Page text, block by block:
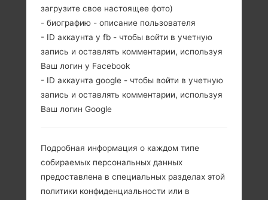
240 x 320
пикселей (~174
плотность
пикселей на
дюйм)
99 грамм (3.49
унции)
Съемный Li-Ion
950 mAh
загрузите свое настоящее фото)
- биографию - описание пользователя
- ID аккаунта у fb - чтобы войти в учетную
запись и оставлять комментарии, используя
Ваш логин у Facebook
- ID аккаунта google - чтобы войти в учетную
запись и оставлять комментарии, используя
Ваш логин Google
Подробная информация о каждом типе
собираемых персональных данных
предоставлена в специальных разделах этой
политики конфиденциальности или в